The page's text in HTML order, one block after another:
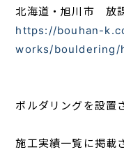
北海道・旭川市 放
https://bouhan-
works/bouldering/
ボルダリングを設置
施工実績一覧に掲載